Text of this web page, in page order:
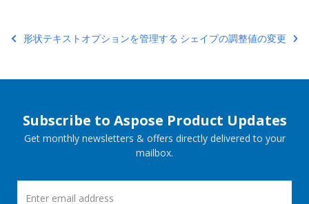
形状テキストオプションを管理する シェイプの調整値の変更
Subscribe to Aspose Product Updates
Get monthly newsletters & offers directly delivered to your
mailbox.